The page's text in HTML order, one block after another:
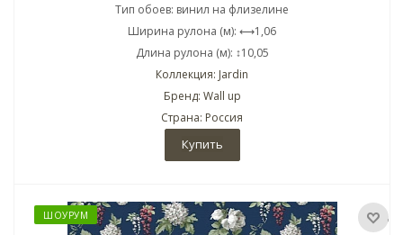
Тип обоев: винил на флизелине
Ширина рулона (м): ⟷1,06
Длина рулона (м): ↕10,05
Коллекция: Jardin
Бренд: Wall up
Страна: Россия
Купить
ШОУРУМ